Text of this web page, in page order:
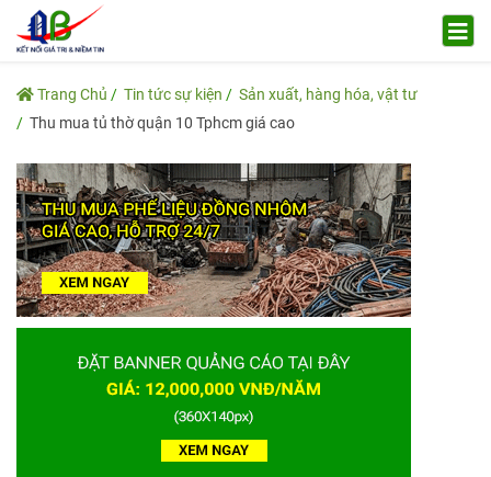
Trang Chủ Tin tức sự kiện
Sản xuất, hàng hóa, vật tư
Thu mua tủ thờ quận 10 Tphcm giá cao